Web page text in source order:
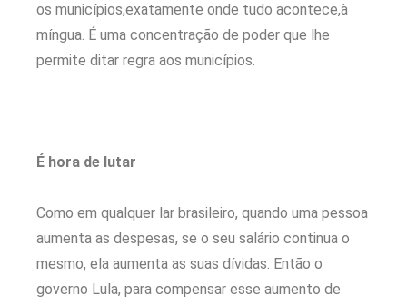
os municípios,exatamente onde tudo acontece,à
míngua. É uma concentração de poder que lhe
permite ditar regra aos municípios.
É hora de lutar
Como em qualquer lar brasileiro, quando uma pessoa
aumenta as despesas, se o seu salário continua o
mesmo, ela aumenta as suas dívidas. Então o
governo Lula, para compensar esse aumento de